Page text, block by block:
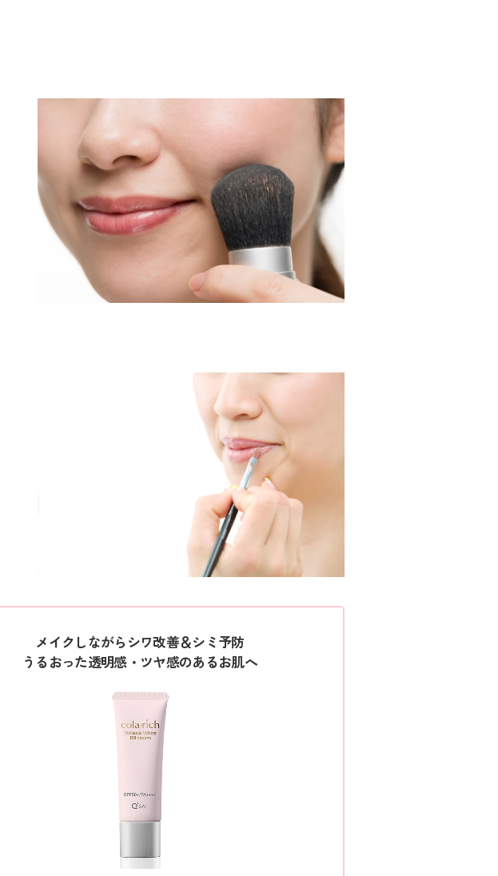
メイクしながらシワ改善＆シミ予防
うるおった透明感・ツヤ感のあるお肌へ